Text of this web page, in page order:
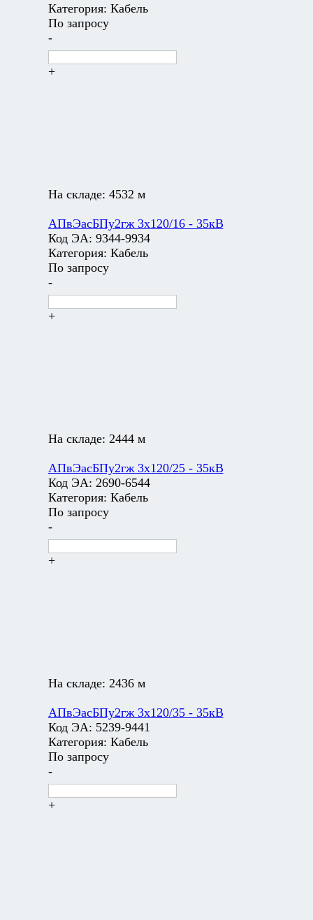
Категория: Кабель
По запросу
-
+
На складе: 4532 м
АПвЭасБПу2гж 3х120/16 - 35кВ
Код ЭА: 9344-9934
Категория: Кабель
По запросу
-
+
На складе: 2444 м
АПвЭасБПу2гж 3х120/25 - 35кВ
Код ЭА: 2690-6544
Категория: Кабель
По запросу
-
+
На складе: 2436 м
АПвЭасБПу2гж 3х120/35 - 35кВ
Код ЭА: 5239-9441
Категория: Кабель
По запросу
-
+